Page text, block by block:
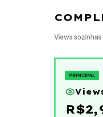
Views
PRINCIPAL
R$